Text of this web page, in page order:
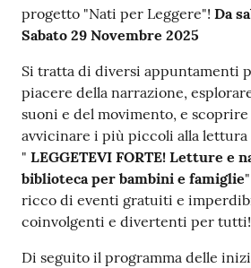
progetto "Nati per Leggere"! Da
Sabato 29 Novembre 2025
Si tratta di diversi appuntamenti
piacere della narrazione,
suoni e del movimento, e
avvicinare i più piccoli alla lettura
" LEGGETEVI FORTE! Letture e
biblioteca per bambini e famiglie
ricco di eventi gratuiti e
coinvolgenti e divertenti per tutti!
Di seguito il programma delle